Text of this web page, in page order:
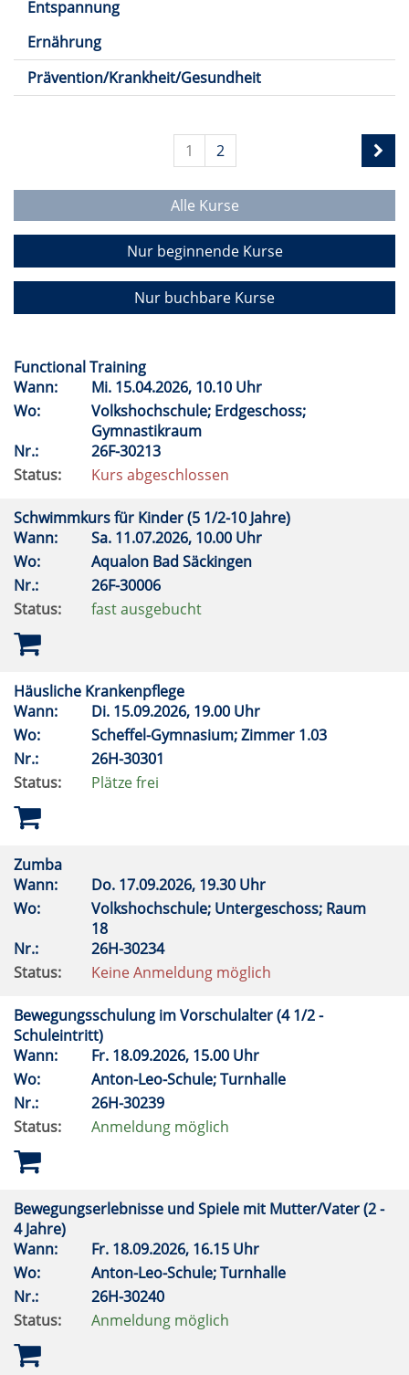
Entspannung
Ernährung
Prävention/Krankheit/Gesundheit
1 2
Alle Kurse
Nur beginnende Kurse
Nur buchbare Kurse
Functional Training
Wann:
Mi. 15.04.2026, 10.10 Uhr
Wo:
Volkshochschule; Erdgeschoss;
Gymnastikraum
Nr.:
26F-30213
Status:
Kurs abgeschlossen
Schwimmkurs für Kinder (5 1/2-10 Jahre)
Wann:
Sa. 11.07.2026, 10.00 Uhr
Wo:
Aqualon Bad Säckingen
Nr.:
26F-30006
Status:
fast ausgebucht
Häusliche Krankenpflege
Wann:
Di. 15.09.2026, 19.00 Uhr
Wo:
Scheffel-Gymnasium; Zimmer 1.03
Nr.:
26H-30301
Status:
Plätze frei
Zumba
Wann:
Do. 17.09.2026, 19.30 Uhr
Wo:
Volkshochschule; Untergeschoss; Raum
18
Nr.:
26H-30234
Status:
Keine Anmeldung möglich
Bewegungsschulung im Vorschulalter (4 1/2 -
Schuleintritt)
Wann:
Fr. 18.09.2026, 15.00 Uhr
Wo:
Anton-Leo-Schule; Turnhalle
Nr.:
26H-30239
Status:
Anmeldung möglich
Bewegungserlebnisse und Spiele mit Mutter/Vater (2 -
4 Jahre)
Wann:
Fr. 18.09.2026, 16.15 Uhr
Wo:
Anton-Leo-Schule; Turnhalle
Nr.:
26H-30240
Status:
Anmeldung möglich